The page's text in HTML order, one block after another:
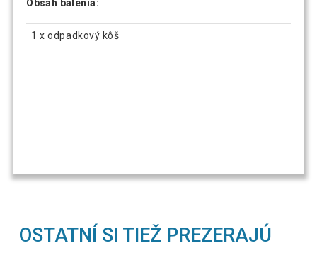
Obsah balenia:
1 x odpadkový kôš
OSTATNÍ SI TIEŽ PREZERAJÚ